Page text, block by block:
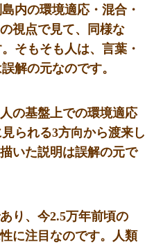
内の環境適応・混合・
視点で見て、同様な
そもそも人は、言葉・
解の元なのです。
の基盤上での環境適応
られる3方向から渡来し
いた説明は誤解の元で
り、今2.5万年前頃の
に注目なのです。人類